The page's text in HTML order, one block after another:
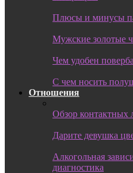
Плюсы и минусы
Мужские золотые
Чем удобен
С чем носить
Отношения
Обзор контактных
Дарите девушка
Алкогольная
диагностика